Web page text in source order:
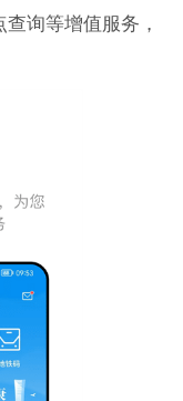
询等增值服务，